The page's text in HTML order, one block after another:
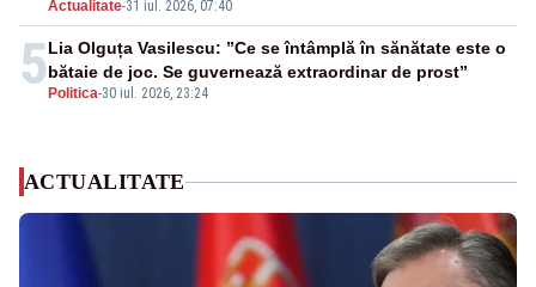
Actualitate-31 iul. 2026, 07:40
5 Politica-30 iul. 2026, 23:24
Lia Olguța Vasilescu: ”Ce se întâmplă în sănătate este o
bătaie de joc. Se guvernează extraordinar de prost”
ACTUALITATE